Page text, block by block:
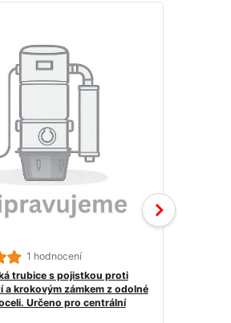
1 hodnocení
trubice s pojistkou proti
a krokovým zámkem z odolné
Určeno pro centrální